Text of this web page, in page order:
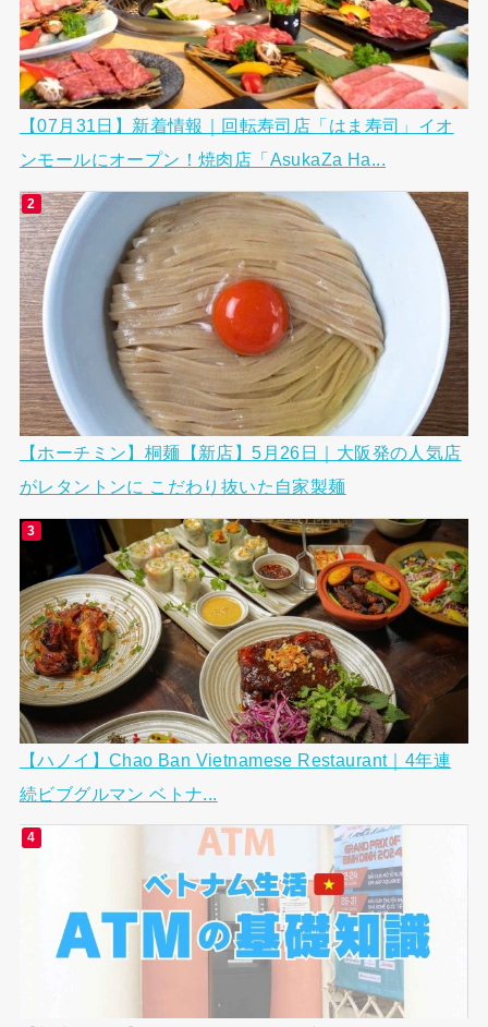
【07月31日】新着情報｜回転寿司店「はま寿司」イオ
ンモールにオープン！焼肉店「AsukaZa Ha...
【ホーチミン】桐麺【新店】5月26日｜大阪発の人気店
がレタントンに こだわり抜いた自家製麺
【ハノイ】Chao Ban Vietnamese Restaurant｜4年連
続ビブグルマン ベトナ...